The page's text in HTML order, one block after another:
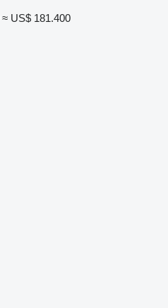
≈ US$ 181.400